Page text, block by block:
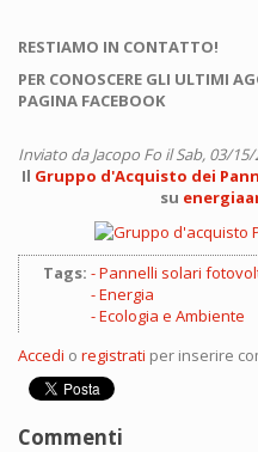
RESTIAMO IN CONTATTO!
PER CONOSCERE GLI ULTIMI
PAGINA FACEBOOK
Inviato daJacopo Fo il Sab, 03/
Il Gruppo d'Acquisto dei
su
Tags:
Pannelli solari
Energia
Ecologia e Ambiente
Accedi o registrati per inserire
Commenti